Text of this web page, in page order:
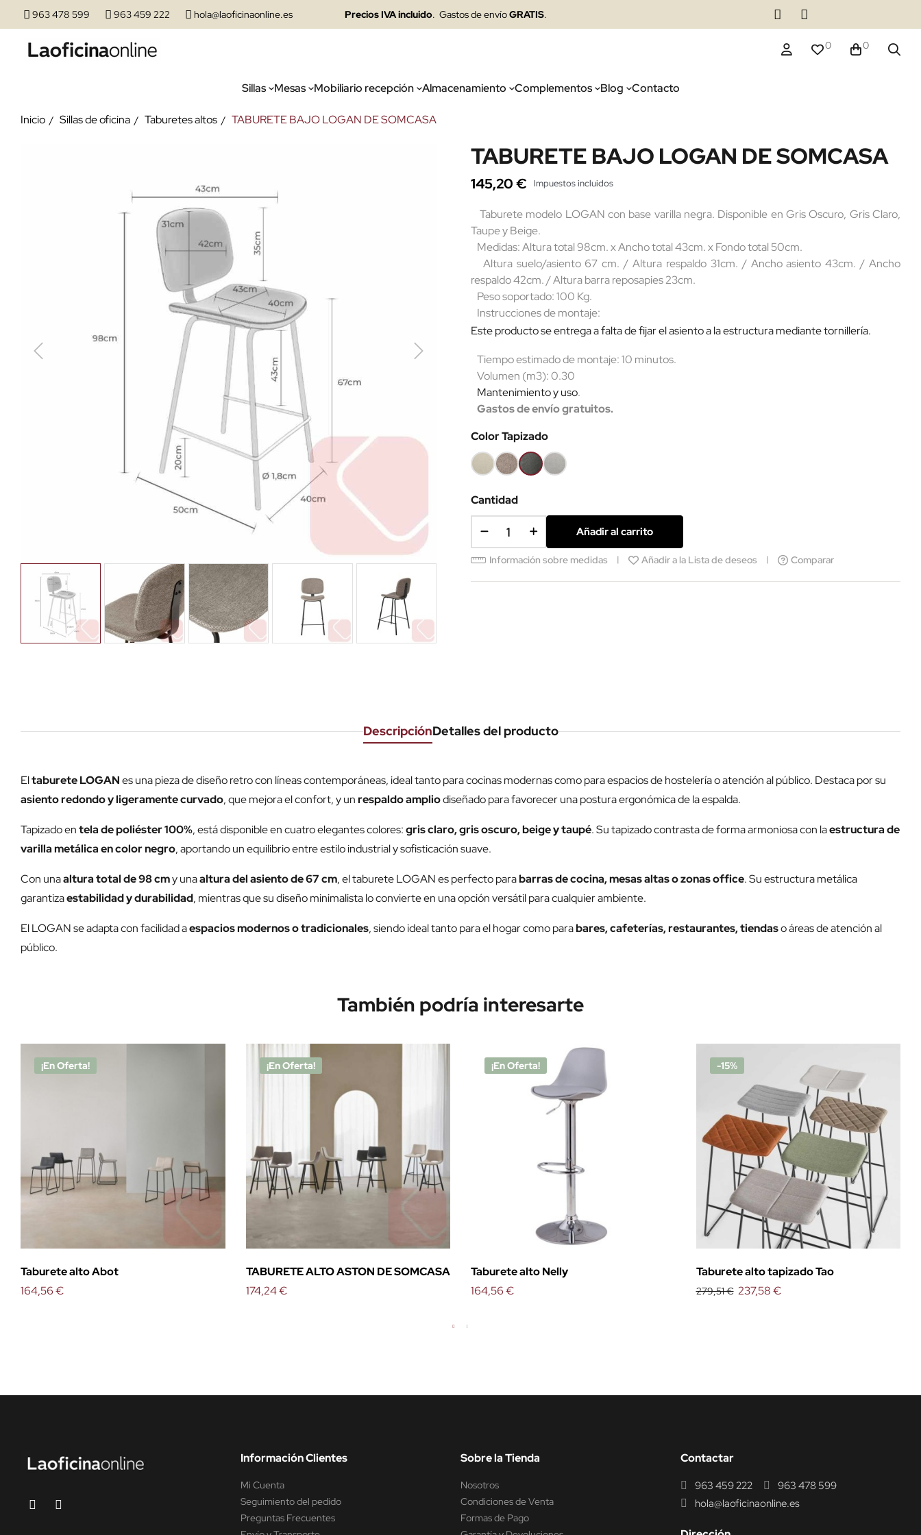
963 478 599 963 459 222 hola@laoficinaonline.es Precios IVA incluido. Gastos de envíoGRATIS.
0 0
Sillas Mesas Mobiliario recepción Almacenamiento Complementos Blog Contacto
Inicio Sillas de oficina Taburetes altos TABURETE BAJO LOGAN DE SOMCASA
TABURETE BAJO LOGAN DE SOMCASA
145,20 € Impuestos incluidos
Taburete modelo LOGAN con base varilla negra. Disponible en Gris Oscuro, Gris Claro,
Taupe y Beige.
Medidas: Altura total 98cm. x Ancho total 43cm. x Fondo total 50cm.
Altura suelo/asiento 67 cm. / Altura respaldo 31cm. / Ancho asiento 43cm. / Ancho
respaldo 42cm. / Altura barra reposapies 23cm.
Peso soportado: 100 Kg.
Instrucciones de montaje:
Este producto se entrega a falta de fijar el asiento a la estructura mediante tornillería.
Tiempo estimado de montaje: 10 minutos.
Volumen (m3): 0.30
Mantenimiento y uso.
Gastos de envío gratuitos.
Color Tapizado
BeigeTaupeGris
oscuro
Gris
claro
Cantidad
Añadir al carrito
Información sobre medidas Añadir a la Lista de deseos Comparar
DescripciónDetalles del producto
Eltaburete LOGANes una pieza de diseño retro con líneas contemporáneas, ideal tanto para cocinas modernas como para espacios de hostelería o atención al público. Destaca por su
asiento redondo y ligeramente curvado, que mejora el confort, y unrespaldo ampliodiseñado para favorecer una postura ergonómica de la espalda.
Tapizado entela de poliéster 100%, está disponible en cuatro elegantes colores:gris claro, gris oscuro, beige y taupé. Su tapizado contrasta de forma armoniosa con laestructura de
varilla metálica en color negro, aportando un equilibrio entre estilo industrial y sofisticación suave.
Con unaaltura total de 98 cmy unaaltura del asiento de 67 cm, el taburete LOGAN es perfecto parabarras de cocina, mesas altas o zonas office. Su estructura metálica
garantizaestabilidad y durabilidad, mientras que su diseño minimalista lo convierte en una opción versátil para cualquier ambiente.
El LOGAN se adapta con facilidad aespacios modernos o tradicionales, siendo ideal tanto para el hogar como parabares, cafeterías, restaurantes, tiendaso áreas de atención al
público.
También podría interesarte
¡En Oferta!
Taburete alto Abot
164,56 €
¡En Oferta!
TABURETE ALTO ASTON DE SOMCASA
174,24 €
¡En Oferta!
Taburete alto Nelly
164,56 €
-15%
Taburete alto tapizado Tao
279,51 € 237,58 €
Información Clientes
Mi Cuenta
Seguimiento del pedido
Preguntas Frecuentes
Sobre la Tienda
Nosotros
Condiciones de Venta
Formas de Pago
Contactar
963 459 222
963 478 599
hola@laoficinaonline.es